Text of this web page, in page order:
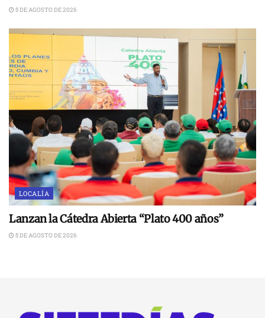
5 DE AGOSTO DE 2026
LOCALÍA
Lanzan la Cátedra Abierta “Plato 400 años”
5 DE AGOSTO DE 2026